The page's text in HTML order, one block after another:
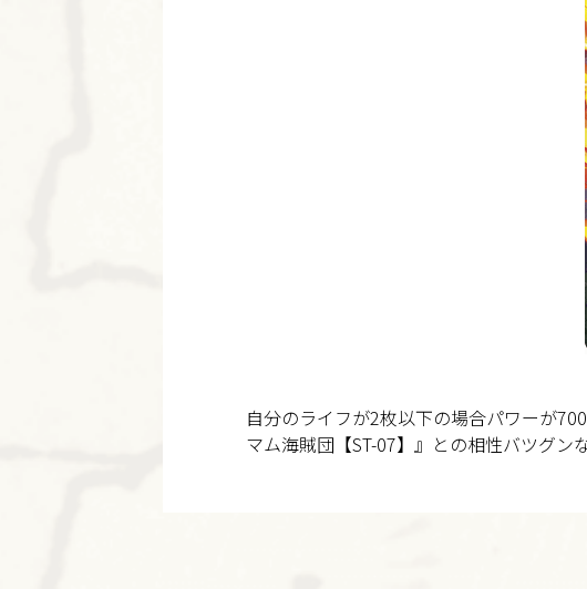
自分のライフが2枚以下の場合パワーが
マム海賊団【ST-07】』との相性バツグン